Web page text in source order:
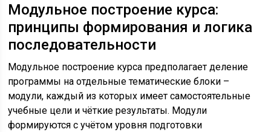
Модульное построение курса:
принципы формирования и логика
последовательности
Модульное построение курса предполагает деление
программы на отдельные тематические блоки –
модули, каждый из которых имеет самостоятельные
учебные цели и чёткие результаты. Модули
формируются с учётом уровня подготовки